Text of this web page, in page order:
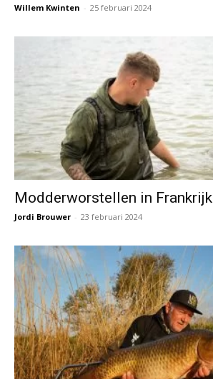
Willem Kwinten - 25 februari 2024
Modderworstellen in Frankrijk
Jordi Brouwer - 23 februari 2024